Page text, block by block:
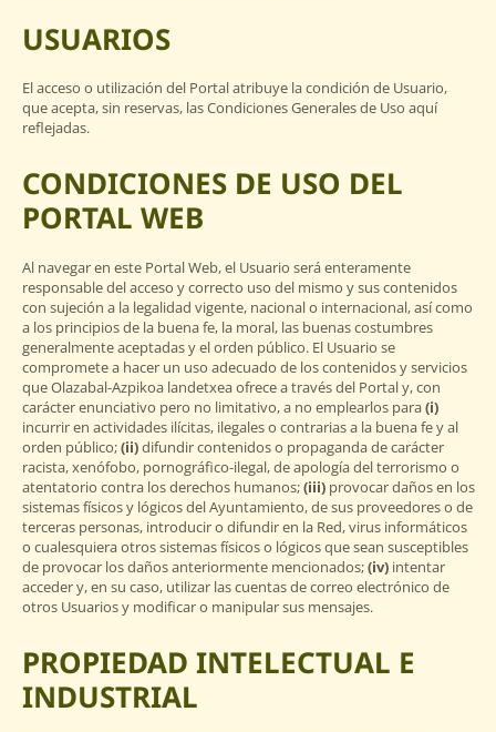
USUARIOS
El acceso o utilización del Portal atribuye la condición de Usuario,
que acepta, sin reservas, las Condiciones Generales de Uso aquí
reflejadas.
CONDICIONES DE USO DEL
PORTAL WEB
Al navegar en este Portal Web, el Usuario será enteramente
responsable del acceso y correcto uso del mismo y sus contenidos
con sujeción a la legalidad vigente, nacional o internacional, así como
a los principios de la buena fe, la moral, las buenas costumbres
generalmente aceptadas y el orden público. El Usuario se
compromete a hacer un uso adecuado de los contenidos y servicios
que Olazabal-Azpikoa landetxea ofrece a través del Portal y, con
carácter enunciativo pero no limitativo, a no emplearlos para(i)
incurrir en actividades ilícitas, ilegales o contrarias a la buena fe y al
orden público;(ii)difundir contenidos o propaganda de carácter
racista, xenófobo, pornográfico-ilegal, de apología del terrorismo o
atentatorio contra los derechos humanos;(iii)provocar daños en los
sistemas físicos y lógicos del Ayuntamiento, de sus proveedores o de
terceras personas, introducir o difundir en la Red, virus informáticos
o cualesquiera otros sistemas físicos o lógicos que sean susceptibles
de provocar los daños anteriormente mencionados;(iv)intentar
acceder y, en su caso, utilizar las cuentas de correo electrónico de
otros Usuarios y modificar o manipular sus mensajes.
PROPIEDAD INTELECTUAL E
INDUSTRIAL